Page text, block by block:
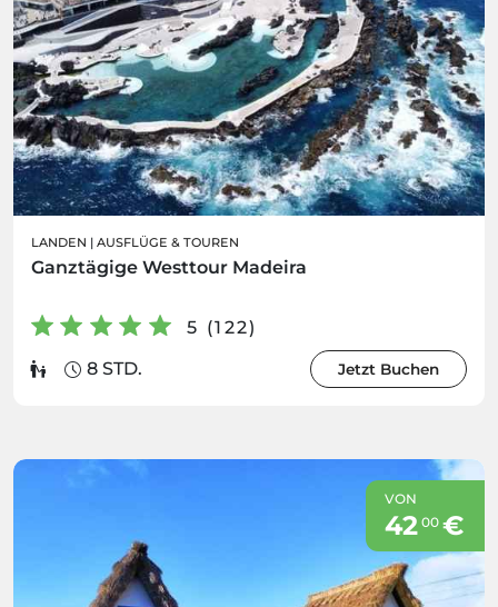
LANDEN | AUSFLÜGE & TOUREN
Ganztägige Westtour Madeira
5 (122)
8 STD.
Jetzt Buchen
VON
42 00€